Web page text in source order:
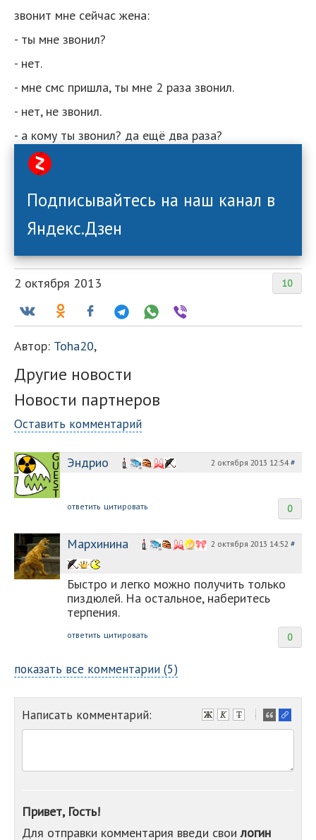
звонит мне сейчас жена:
- ты мне звонил?
- нет.
- мне смс пришла, ты мне 2 раза звонил.
- нет, не звонил.
- а кому ты звонил? да ещё два раза?
Подписывайтесь на наш канал в
Яндекс.Дзен
10
2 октября 2013
Автор: Toha20,
Другие новости
Новости партнеров
Оставить комментарий
Эндрио 2 октября 2013 12:54#
0
ответить цитировать
Мархинина 2 октября 2013 14:52 #
Быстро и легко можно получить только
пиздюлей. На остальное, наберитесь
терпения.
0
ответить цитировать
показать все комментарии (5)
Написать комментарий:
-
-
-
-
Привет, Гость!
Для отправки комментария введи своилогин